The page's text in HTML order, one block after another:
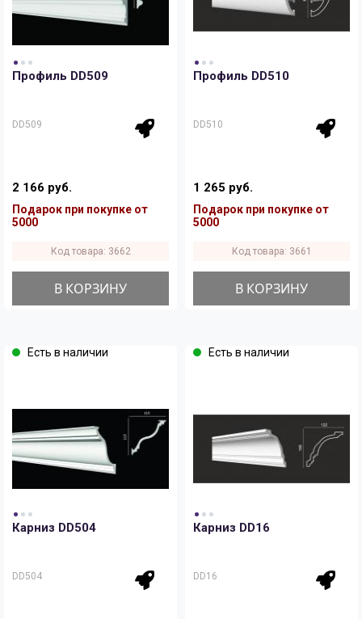
Профиль DD509
DD509
2 166 руб.
Подарок при покупке от
5000
Код товара: 3662
В КОРЗИНУ
Профиль DD510
DD510
1 265 руб.
Подарок при покупке от
5000
Код товара: 3661
В КОРЗИНУ
Есть в наличии
Карниз DD504
DD504
Есть в наличии
Карниз DD16
DD16